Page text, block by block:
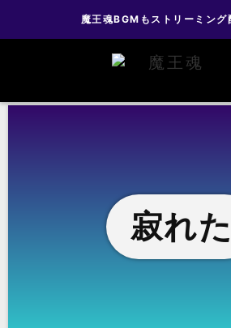
魔王魂ファン
魔王魂BGMもストリーミング
寂れた